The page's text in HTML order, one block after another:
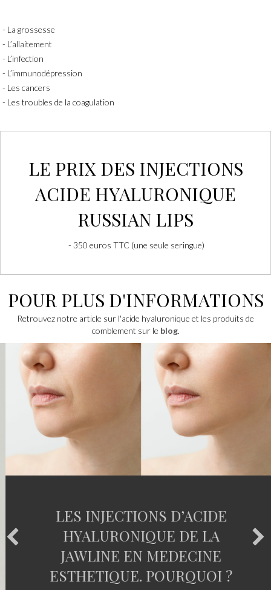
La grossesse
L’allaitement
L’infection
L’immunodépression
Les cancers
Les troubles de la coagulation
LE PRIX DES INJECTIONS
ACIDE HYALURONIQUE
RUSSIAN LIPS
350 euros TTC (une seule seringue)
POUR PLUS D'INFORMATIONS
Retrouvez notre article sur l'acide hyaluronique et les produits de
comblement sur le blog.
LES INJECTIONS D’ACIDE
HYALURONIQUE DE LA
JAWLINE EN MEDECINE
ESTHETIQUE. POURQUOI ?